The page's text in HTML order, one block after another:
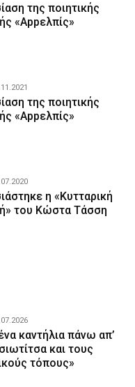
της ποιητικής
«Appελπίς»
της ποιητικής
«Appελπίς»
η «Κυτταρική
του Κώστα Τάσση
καντήλια πάνω απ’
και τους
τόπους»